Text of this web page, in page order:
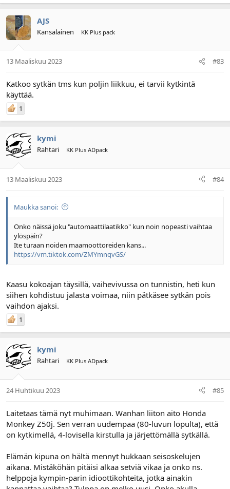
AJS
Kansalainen KK Plus pack
13 Maaliskuu 2023 #83
Katkoo sytkän tms kun poljin liikkuu, ei tarvii kytkintä
käyttää.
1
kymi
Rahtari KK Plus ADpack
13 Maaliskuu 2023 #84
Maukka sanoi:
Onko näissä joku "automaattilaatikko" kun noin nopeasti vaihtaa
ylöspäin?
Ite turaan noiden maamoottoreiden kans...
https://vm.tiktok.com/ZMYmnqvGS/
Kaasu kokoajan täysillä, vaihevivussa on tunnistin, heti kun
siihen kohdistuu jalasta voimaa, niin pätkäsee sytkän pois
vaihdon ajaksi.
1
kymi
Rahtari KK Plus ADpack
24 Huhtikuu 2023 #85
Laitetaas tämä nyt muhimaan. Wanhan liiton aito Honda
Monkey Z50j. Sen verran uudempaa (80-luvun lopulta), että
on kytkimellä, 4-lovisella kirstulla ja järjettömällä sytkällä.
Elämän kipuna on hältä mennyt hukkaan seisoskelujen
aikana. Mistäköhän pitäisi alkaa setviä vikaa ja onko ns.
helppoja kympin-parin idioottikohteita, jotka ainakin